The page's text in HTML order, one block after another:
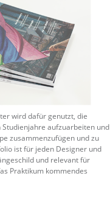
wird dafür genutzt, die
aufzuarbeiten und
zusammenzufügen und zu
ist für jeden Designer und
und relevant für
Praktikum kommendes